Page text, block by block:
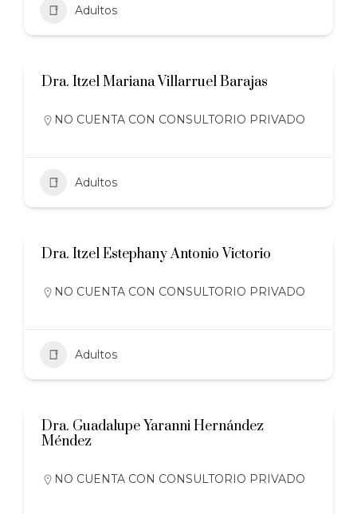
Adultos
Dra. Itzel Mariana Villarruel Barajas
NO CUENTA CON CONSULTORIO PRIVADO
Adultos
Dra. Itzel Estephany Antonio Victorio
NO CUENTA CON CONSULTORIO PRIVADO
Adultos
Dra. Guadalupe Yaranni Hernández
Méndez
NO CUENTA CON CONSULTORIO PRIVADO